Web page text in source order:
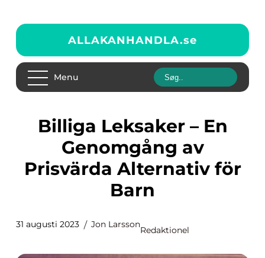
ALLAKANHANDLA.se
Menu
Billiga Leksaker – En
Genomgång av
Prisvärda Alternativ för
Barn
31 augusti 2023 Jon Larsson
Redaktionel